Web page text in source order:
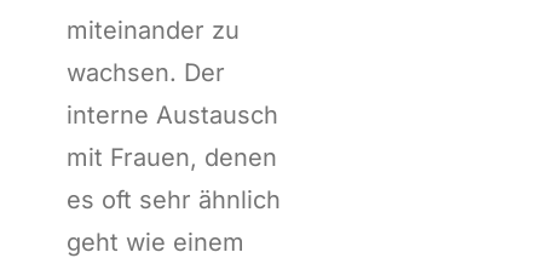
miteinander zu
wachsen. Der
interne Austausch
mit Frauen, denen
es oft sehr ähnlich
geht wie einem